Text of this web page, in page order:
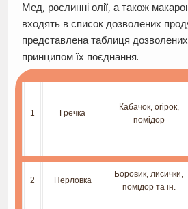
Мед, рослинні олії, а також
входять в список дозволених
представлена таблиця дозволених
принципом їх поєднання.
1 Гречка
Кабачок, огірок,
помідор
2 Перловка
Боровик, лисички,
помідор та ін.